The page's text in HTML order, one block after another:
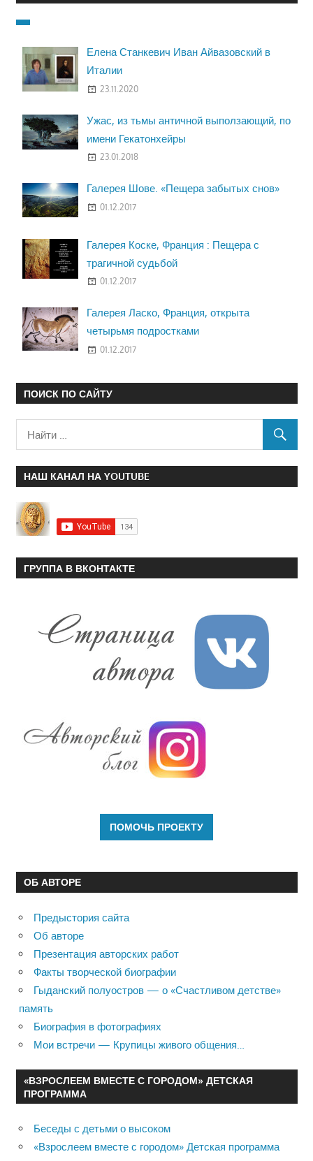
Елена Станкевич Иван Айвазовский в
Италии
23.11.2020
Ужас, из тьмы античной выползающий, по
имени Гекатонхейры
23.01.2018
Галерея Шове. «Пещера забытых снов»
01.12.2017
Галерея Коске, Франция : Пещера с
трагичной судьбой
01.12.2017
Галерея Ласко, Франция, открыта
четырьмя подростками
01.12.2017
ПОИСК ПО САЙТУ
НАШ КАНАЛ НА YOUTUBE
ГРУППА В ВКОНТАКТЕ
ОБ АВТОРЕ
Предыстория сайта
Об авторе
Презентация авторских работ
Факты творческой биографии
Гыданский полуостров — о «Счастливом детстве»
память
Биография в фотографиях
Мои встречи — Крупицы живого общения…
«ВЗРОСЛЕЕМ ВМЕСТЕ С ГОРОДОМ» ДЕТСКАЯ
ПРОГРАММА
Беседы с детьми о высоком
«Взрослеем вместе с городом» Детская программа